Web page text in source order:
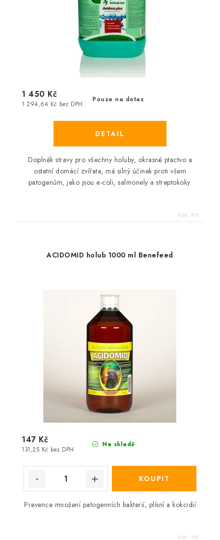
Pouze na dotaz
1 294,64 Kč bez DPH
1 450 Kč
Doplněk stravy pro všechny holuby, okrasné ptactvo a
ostatní domácí zvířata, má silný účinek proti všem
patogenům, jako jsou e-coli, salmonely a streptokoky.
Kód: 415
ACIDOMID holub 1000 ml Benefeed
Na skladě
131,25 Kč bez DPH
147 Kč
Prevence množení patogenních bakterií, plísní a kokcidií
Kód: 135